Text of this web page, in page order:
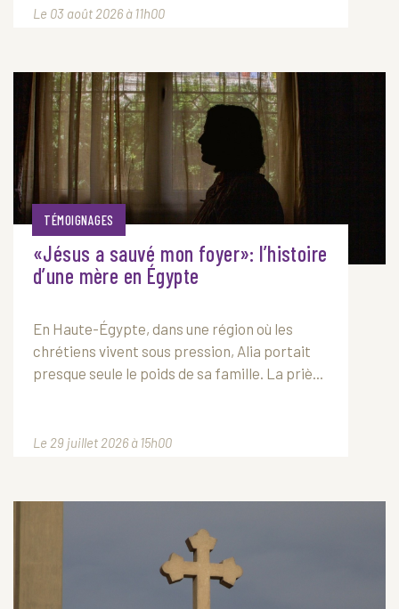
Le 03 août 2026 à 11h00
TÉMOIGNAGES
«Jésus a sauvé mon foyer»: l’histoire
d’une mère en Égypte
En Haute-Égypte, dans une région où les
chrétiens vivent sous pression, Alia portait
presque seule le poids de sa famille. La priè...
Le 29 juillet 2026 à 15h00